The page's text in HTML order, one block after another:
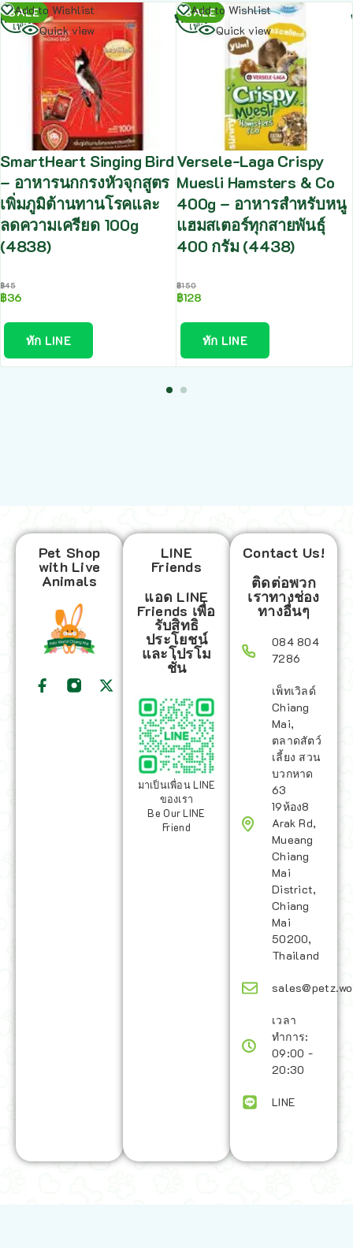
SALE
Add to Wishlist
Quick view
SmartHeart Singing Bird
– อาหารนกกรงหัวจุกสูตร
เพิ่มภูมิต้านทานโรคและ
ลดความเครียด 100g
(4838)
฿45
฿36
ทัก LINE
อ่าน
เพิ่ม
SALE
Add to Wishlist
Quick view
Versele-Laga Crispy
Muesli Hamsters & Co
400g – อาหารสำหรับหนู
แฮมสเตอร์ทุกสายพันธุ์
400 กรัม (4438)
฿150
฿128
ทัก LINE
อ่าน
เพิ่ม
Pet Shop
with Live
Animals
LINE
Friends
แอด LINE
Friends เพื่อ
รับสิทธิ
ประโยชน์
และโปรโม
ชั่น
มาเป็นเพื่อน LINE
ของเรา
Be Our LINE
Friend
Contact Us!
ติดต่อพวก
เราทางช่อง
ทางอื่นๆ
084 804
7286
เพ็ทเวิลด์
Chiang
Mai,
ตลาดสัตว์
เลี้ยง สวน
บวกหาด
63
19ห้อง8
Arak Rd,
Mueang
Chiang
Mai
District,
Chiang
Mai
50200,
Thailand
เวลา
ทำการ:
09:00 -
20:30
LINE